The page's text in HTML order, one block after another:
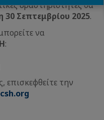
δραστηριότητες θα
30 Σεπτεμβρίου 2025.
να
:
επισκεφθείτε την